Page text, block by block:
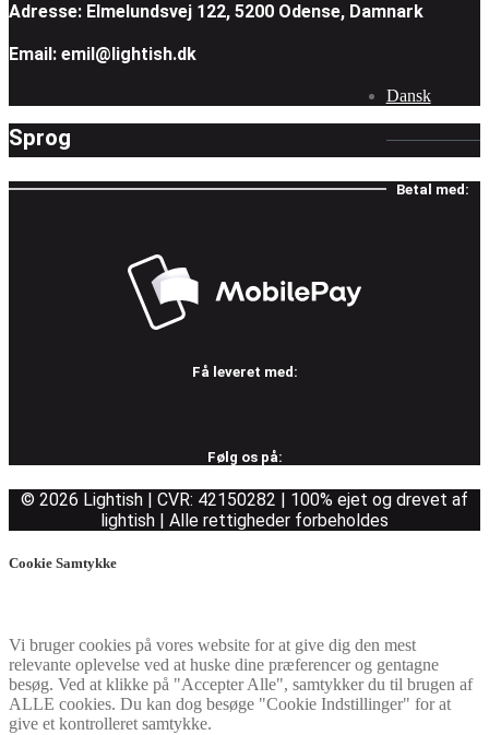
Adresse: Elmelundsvej 122, 5200 Odense, Damnark
Email: emil@lightish.dk
Sprog
Dansk
Betal med:
Få leveret med:
Følg os på:
© 2026 Lightish | CVR: 42150282 | 100% ejet og drevet af
lightish | Alle rettigheder forbeholdes
Cookie Samtykke
Vi bruger cookies på vores website for at give dig den mest
relevante oplevelse ved at huske dine præferencer og gentagne
besøg. Ved at klikke på "Accepter Alle", samtykker du til brugen af
ALLE cookies. Du kan dog besøge "Cookie Indstillinger" for at
give et kontrolleret samtykke.